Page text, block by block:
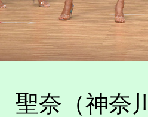
奈（神奈